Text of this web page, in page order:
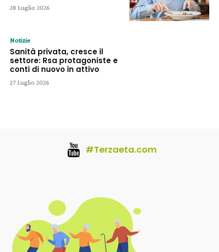
28 Luglio 2026
Notizie
Sanità privata, cresce il
settore: Rsa protagoniste e
conti di nuovo in attivo
27 Luglio 2026
#Terzaeta.com